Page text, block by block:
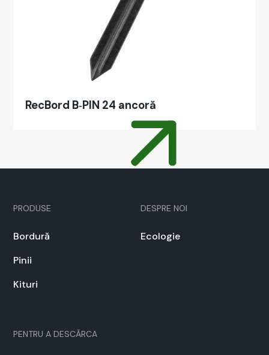
RecBord B‑PIN 24 ancoră
PRODUSE
Bor­dură
Pinii
Kituri
DESPRE NOI
Ecolo­gie
PEN­TRU A DESCĂR­CA